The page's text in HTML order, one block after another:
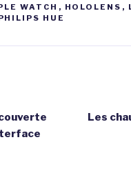
WATCH , HOLOLENS ,
HUE
Les